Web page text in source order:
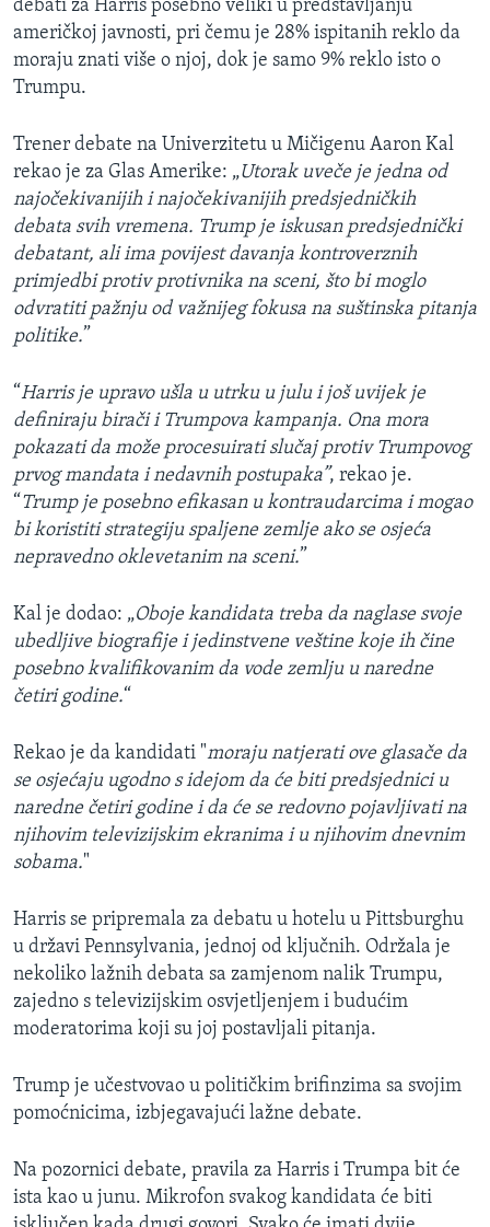
debati za Harris posebno veliki u predstavljanju
američkoj javnosti, pri čemu je 28% ispitanih reklo da
moraju znati više o njoj, dok je samo 9% reklo isto o
Trumpu.
Trener debate na Univerzitetu u Mičigenu Aaron Kal
rekao je za Glas Amerike: „Utorak uveče je jedna od
najočekivanijih i najočekivanijih predsjedničkih
debata svih vremena. Trump je iskusan predsjednički
debatant, ali ima povijest davanja kontroverznih
primjedbi protiv protivnika na sceni, što bi moglo
odvratiti pažnju od važnijeg fokusa na suštinska pitanja
politike.”
“Harris je upravo ušla u utrku u julu i još uvijek je
definiraju birači i Trumpova kampanja. Ona mora
pokazati da može procesuirati slučaj protiv Trumpovog
prvog mandata i nedavnih postupaka”, rekao je.
“Trump je posebno efikasan u kontraudarcima i mogao
bi koristiti strategiju spaljene zemlje ako se osjeća
nepravedno oklevetanim na sceni.”
Kal je dodao: „Oboje kandidata treba da naglase svoje
ubedljive biografije i jedinstvene veštine koje ih čine
posebno kvalifikovanim da vode zemlju u naredne
četiri godine.“
Rekao je da kandidati "moraju natjerati ove glasače da
se osjećaju ugodno s idejom da će biti predsjednici u
naredne četiri godine i da će se redovno pojavljivati na
njihovim televizijskim ekranima i u njihovim dnevnim
sobama."
Harris se pripremala za debatu u hotelu u Pittsburghu
u državi Pennsylvania, jednoj od ključnih. Održala je
nekoliko lažnih debata sa zamjenom nalik Trumpu,
zajedno s televizijskim osvjetljenjem i budućim
moderatorima koji su joj postavljali pitanja.
Trump je učestvovao u političkim brifinzima sa svojim
pomoćnicima, izbjegavajući lažne debate.
Na pozornici debate, pravila za Harris i Trumpa bit će
ista kao u junu. Mikrofon svakog kandidata će biti